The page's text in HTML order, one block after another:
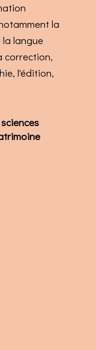
la
langue
correction,
l'édition,